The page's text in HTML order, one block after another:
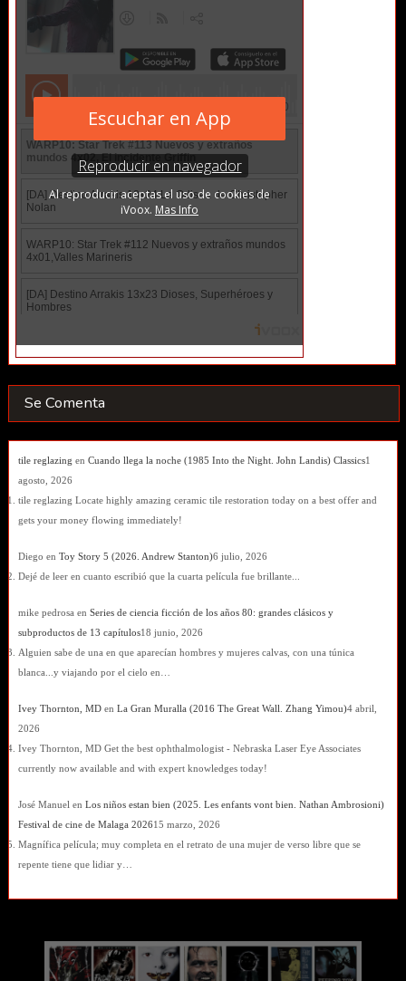
Se Comenta
tile reglazing en Cuando llega la noche (1985 Into the Night. John Landis) Classics1
agosto, 2026
tile reglazing Locate highly amazing ceramic tile restoration today on a best offer and
gets your money flowing immediately!
Diego en Toy Story 5 (2026. Andrew Stanton)6 julio, 2026
Dejé de leer en cuanto escribió que la cuarta película fue brillante...
mike pedrosa en Series de ciencia ficción de los años 80: grandes clásicos y
subproductos de 13 capítulos18 junio, 2026
Alguien sabe de una en que aparecían hombres y mujeres calvas, con una túnica
blanca...y viajando por el cielo en…
Ivey Thornton, MDen La Gran Muralla (2016 The Great Wall. Zhang Yimou)4 abril,
2026
Ivey Thornton, MD Get the best ophthalmologist - Nebraska Laser Eye Associates
currently now available and with expert knowledges today!
José Manuel en Los niños estan bien (2025. Les enfants vont bien. Nathan Ambrosioni)
Festival de cine de Malaga 202615 marzo, 2026
Magnífica película; muy completa en el retrato de una mujer de verso libre que se
repente tiene que lidiar y…